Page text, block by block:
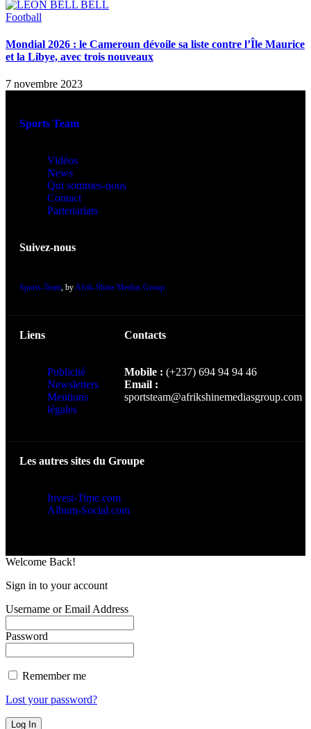
Football
Mondial 2026 : le Cameroun dévoile sa liste contre l’Île Maurice
et la Libye, avec trois nouveaux
7 novembre 2023
Sports Team
Vidéos
News
Qui sommes-nous
Contact
Partenariats
Suivez-nous
Sports-Team, byAfrik-Shine Medias Group
Liens
Publicité
Newsletters
Mentions
légales
Contacts
Mobile :(+237) 694 94 94 46
Email :
sportsteam@afrikshinemediasgroup.com
Les autres sites du Groupe
Invest-Time.com
Album-Social.com
Welcome Back!
Sign in to your account
Username or Email Address
Password
Remember me
Lost your password?